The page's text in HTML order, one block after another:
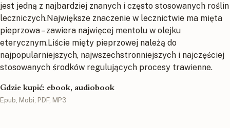
jest jedną z najbardziej znanych i często stosowanych roślin
leczniczych.Największe znaczenie w lecznictwie ma mięta
pieprzowa – zawiera najwięcej mentolu w olejku
eterycznym.Liście mięty pieprzowej należą do
najpopularniejszych, najwszechstronniejszych i najczęściej
stosowanych środków regulujących procesy trawienne.
Gdzie kupić: ebook, audiobook
Epub, Mobi, PDF, MP3